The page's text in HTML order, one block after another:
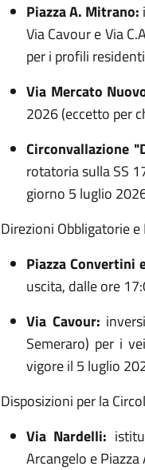
Piazza A. Mitrano:
Via Cavour e Via
per i profili
Via Mercato
2026 (eccetto per
Circonvallazione
rotatoria sulla SS
giorno 5 luglio
Direzioni Obbligatorie
Piazza Convertini
uscita, dalle ore
Via Cavour:
Semeraro) per i
vigore il 5 luglio
Disposizioni per la
Via Nardelli:
Arcangelo e